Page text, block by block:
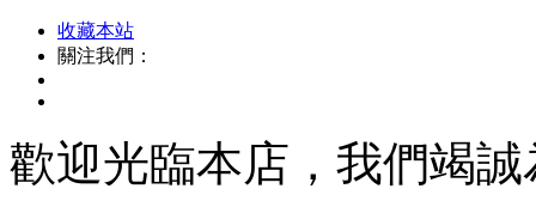
收藏本站
關注我們：
歡迎光臨本店，我們竭